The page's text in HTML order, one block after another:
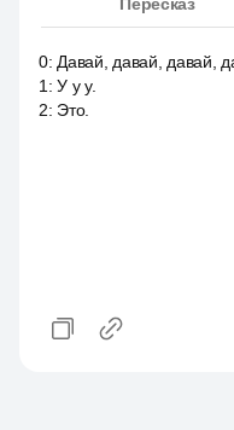
0: Давай, давай, давай,
1 :У у у.
2: Это.